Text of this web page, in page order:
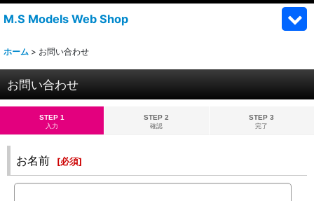
M.S Models Web Shop
ホーム > お問い合わせ
お問い合わせ
STEP 1
入力
STEP 2
確認
STEP 3
完了
お名前 [必須]